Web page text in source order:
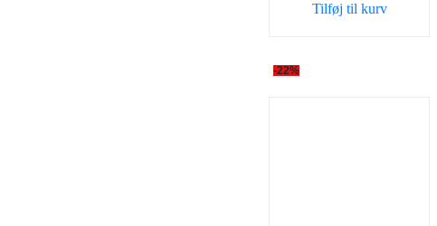
9,00 kr..
Tilføj til kurv
-22%